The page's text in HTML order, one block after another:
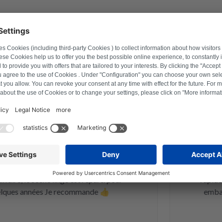
10 juillet 2025
Hartmann
carte électronique d un sèche linge
d alimentation, elle est revenue et
Pour le prix c est une
années Je recommande 👍
Site
une